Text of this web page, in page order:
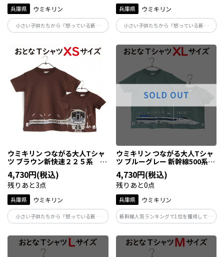
兵庫県 ウミキリン
小さい子供たちから「怒っている新快
速！」で人気の225系は在来線で一番速い
走る電車ですので、ぜひ親子でＴシャツ
を着て写真を撮ってくださいね。
兵庫県 ウミキリン
小さい子供たちから「怒っている新快
速！」で人気の225系は在来線で一番速い
人気の電車です！兵庫県～滋賀県を毎日
走る電車ですので、ぜひ親子でＴシャツ
を着て写真を撮ってくださいね。
ウミキリン つながる大人Tシャ
ツ ブラウン新快速２２５系 Ｘ
Ｓ
4,730円(税込)
残りあと3点
兵庫県 ウミキリン
小さい子供たちから「怒っている新快
速！」で人気の225系は在来線で一番速い
人気の電車です！兵庫県～滋賀県を毎日
走る電車ですので、ぜひ親子でＴシャツ
を着て写真を撮ってくださいね。
ウミキリン つながる大人Tシャ
ツ ブルーグレー 新幹線500系
XL
4,730円(税込)
残りあと0点
兵庫県 ウミキリン
新幹線人気ランキングで1位を獲得してい
る今なお人気の新幹線500系。特徴は先頭
が戦闘機のような形状で流線型のフォル
ムがとてもシャープなシルエット。現在
はこだまでJR西日本の新幹線駅すべてに